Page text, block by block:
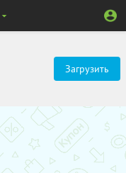
Загрузить